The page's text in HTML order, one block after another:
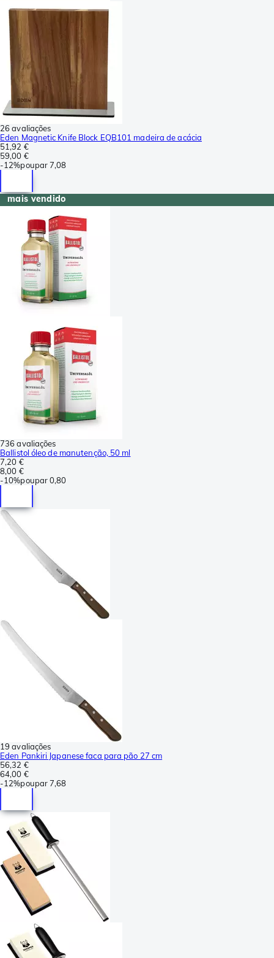
26 avaliações
Eden Magnetic Knife Block EQB101 madeira de acácia
51,92 €
59,00 €
-12%poupar7,08
mais vendido
736 avaliações
Ballistol óleo de manutenção, 50 ml
7,20 €
8,00 €
-10%poupar0,80
19 avaliações
Eden Pankiri Japanese faca para pão 27 cm
56,32 €
64,00 €
-12%poupar7,68